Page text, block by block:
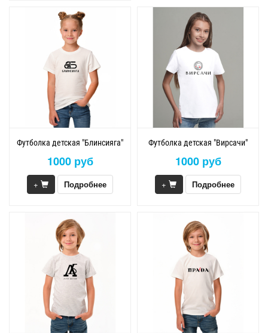
Футболка детская "Блинсияга"
1000 руб
+ Подробнее
Футболка детская "Вирсачи"
1000 руб
+ Подробнее